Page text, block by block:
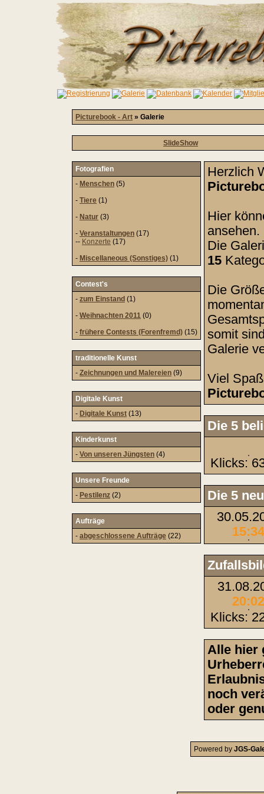
Picturebook - Art » Galerie
SlideShow
Fotografien
- Menschen (5)
- Tiere (1)
- Natur (3)
- Veranstaltungen (17)
-- Konzerte (17)
- Miscellaneous (Sonstiges) (1)
Contest's
- zum Einstand (1)
- Weihnachten 2011 (0)
- frühere Contests (Forenfremd) (15)
traditionelle Kunst
- Zeichnungen und Malereien (9)
Digitale Kunst
- Digitale Kunst (13)
Kinderkunst
- Von unseren Jüngsten (4)
Unsere Freunde
- Pestilenz (2)
Aufträge
- abgeschlossene Aufträge (22)
Herzlich
Hier
ansehen.
Die
15
Die
somit
Galerie
Viel
Die 5
Klicks:
Die 5
15:34
20:02
Klicks:
Alle hier
noch
oder
Powered by JGS-